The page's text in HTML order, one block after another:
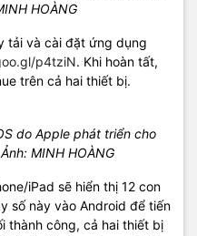
HOÀNG
tải và cài đặt ứng dụng
p4tziN. Khi hoàn tất,
trên cả hai thiết bị.
do Apple phát triển cho
MINH HOÀNG
iPad sẽ hiển thị 12 con
số này vào Android để tiến
thành công, cả hai thiết bị